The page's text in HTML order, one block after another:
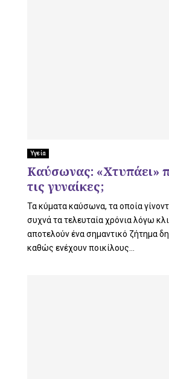
Υγεία
Καύσωνας: «Χτυπάει»
τις γυναίκες;
Τα κύματα καύσωνα, τα οποία
συχνά τα τελευταία χρόνια λόγω
αποτελούν ένα σημαντικό ζήτημα
καθώς ενέχουν ποικίλους...